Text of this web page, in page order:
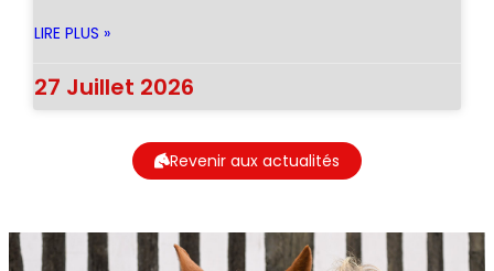
LIRE PLUS »
27 Juillet 2026
Revenir aux actualités